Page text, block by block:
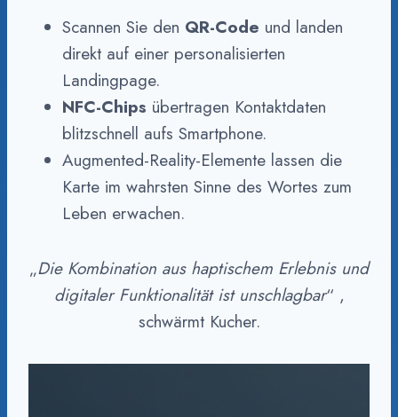
Scannen Sie den QR-Code und landen
direkt auf einer personalisierten
Landingpage.
NFC-Chips übertragen Kontaktdaten
blitzschnell aufs Smartphone.
Augmented-Reality-Elemente lassen die
Karte im wahrsten Sinne des Wortes zum
Leben erwachen.
„Die Kombination aus haptischem Erlebnis und
digitaler Funktionalität ist unschlagbar“ ,
schwärmt Kucher.